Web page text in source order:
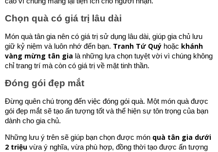
Chọn quà có giá trị lâu dài
Món quà tân gia nên có giá trị sử dụng lâu dài, giúp gia chủ lưu
giữ kỷ niệm và luôn nhớ đến bạn. Tranh Tứ Quý hoặc khánh
vàng mừng tân gia là những lựa chọn tuyệt vời vì chúng không
chỉ trang trí mà còn có giá trị về mặt tinh thần.
Đóng gói đẹp mắt
Đừng quên chú trọng đến việc đóng gói quà. Một món quà được
gói đẹp mắt sẽ tạo ấn tượng tốt và thể hiện sự tôn trọng của bạn
dành cho gia chủ.
Những lưu ý trên sẽ giúp bạn chọn được món quà tân gia dưới
2 triệu vừa ý nghĩa, vừa phù hợp, đồng thời tạo được ấn tượng